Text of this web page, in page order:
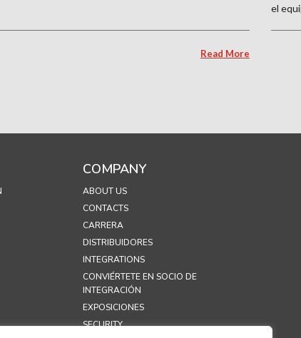
Read More
el
COMPANY
ABOUT US
CONTACTS
CARRERA
DISTRIBUIDORES
INTEGRATIONS
CONVIÉRTETE EN SOCIO DE
INTEGRACIÓN
EXPOSICIONES
SECURITY